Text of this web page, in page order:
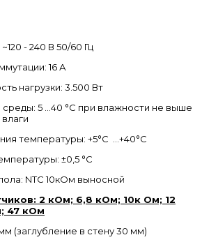
- 240 В 50/60 Гц
16 А
нагрузки: 3.500 Вт
5 …40 °С при влажности не выше
температуры: +5°С …+40°С
±0,5 °С
NTC 10кОм выносной
2 кОм; 6,8 кОм; 10к Ом; 12
47 кОм
(заглубление в стену 30 мм)